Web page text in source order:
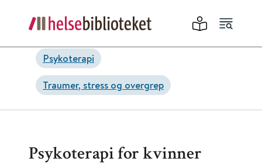
Psykoterapi
Traumer, stress og overgrep
Psykoterapi for kvinner